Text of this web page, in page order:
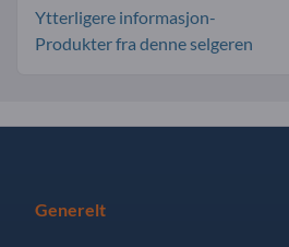
Ytterligere informasjon-
Produkter fra denne selgeren
Generelt